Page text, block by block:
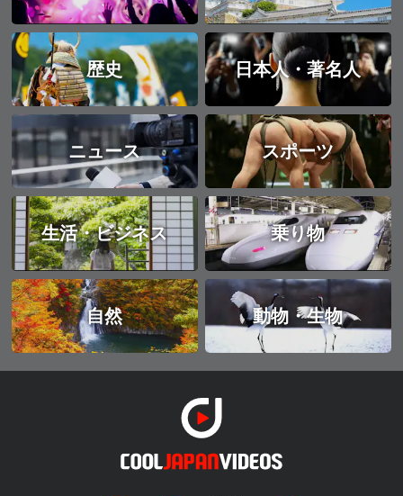
歴史 日本人・著名人
ニュース スポーツ
生活・ビジネス 乗り物
自然 動物・生物